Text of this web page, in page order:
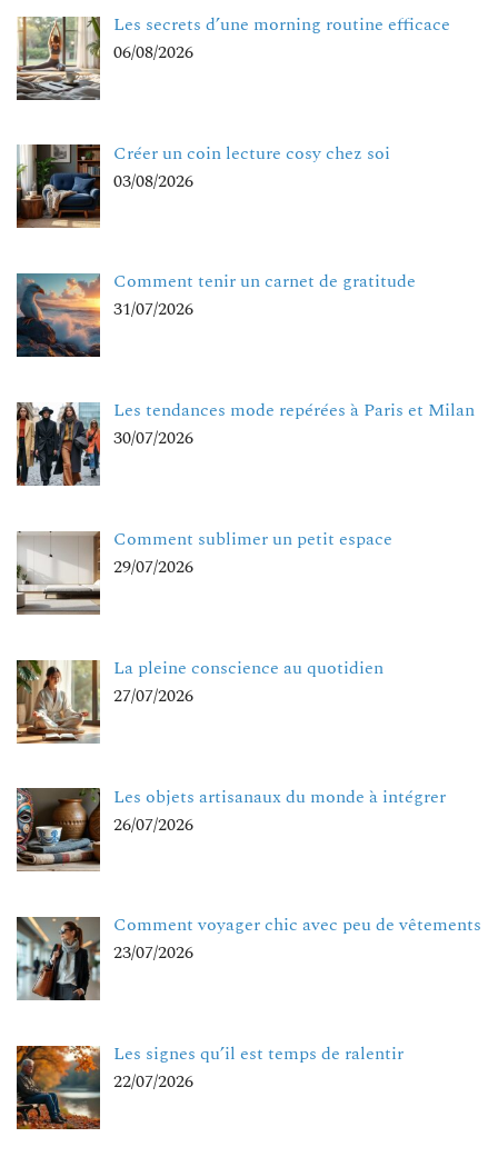
Les secrets d’une morning routine efficace
06/08/2026
Créer un coin lecture cosy chez soi
03/08/2026
Comment tenir un carnet de gratitude
31/07/2026
Les tendances mode repérées à Paris et Milan
30/07/2026
Comment sublimer un petit espace
29/07/2026
La pleine conscience au quotidien
27/07/2026
Les objets artisanaux du monde à intégrer
26/07/2026
Comment voyager chic avec peu de vêtements
23/07/2026
Les signes qu’il est temps de ralentir
22/07/2026